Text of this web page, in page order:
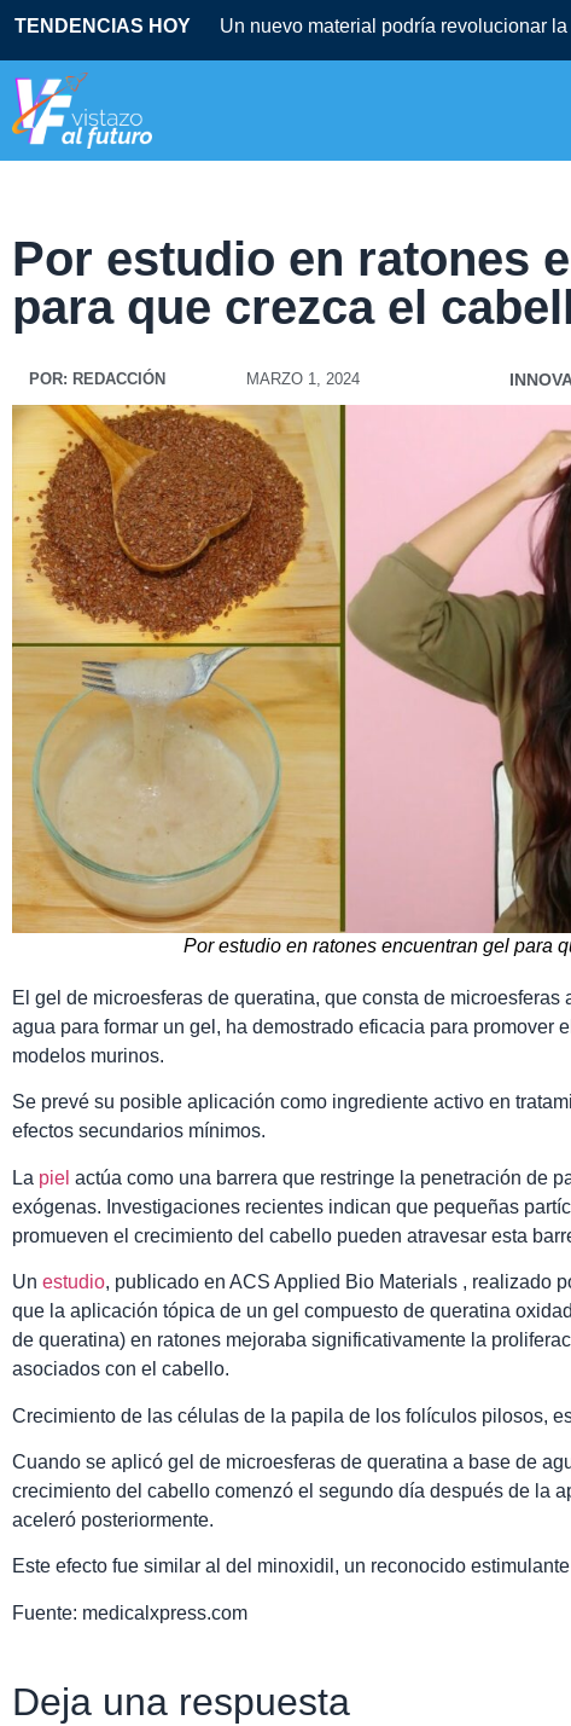
TENDENCIAS HOY Un nuevo material podría revolucionar
Por estudio en ratones
para que crezca el
POR: REDACCIÓN MARZO 1, 2024
Por estudio en ratones encuentran gel para
El gel de microesferas de queratina, que consta de
agua para formar un gel, ha demostrado eficacia para promover
modelos murinos.
Se prevé su posible aplicación como ingrediente activo en
efectos secundarios mínimos.
La piel actúa como una barrera que restringe la penetración de
exógenas. Investigaciones recientes indican que pequeñas
promueven el crecimiento del cabello pueden atravesar esta
Un estudio, publicado en ACS Applied Bio Materials , realizado
que la aplicación tópica de un gel compuesto de queratina
de queratina) en ratones mejoraba significativamente la
asociados con el cabello.
Crecimiento de las células de la papila de los folículos pilosos,
Cuando se aplicó gel de microesferas de queratina a base de
crecimiento del cabello comenzó el segundo día después de la
aceleró posteriormente.
Este efecto fue similar al del minoxidil, un reconocido
Fuente: medicalxpress.com
Deja una respuesta